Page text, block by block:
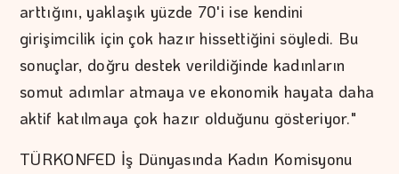
arttığını, yaklaşık yüzde 70'i ise kendini
girişimcilik için çok hazır hissettiğini söyledi. Bu
sonuçlar, doğru destek verildiğinde kadınların
somut adımlar atmaya ve ekonomik hayata daha
aktif katılmaya çok hazır olduğunu gösteriyor."
TÜRKONFED İş Dünyasında Kadın Komisyonu